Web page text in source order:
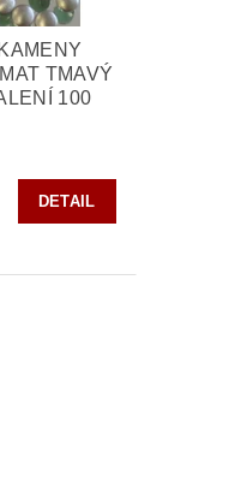
TMAVÝ
100
DETAIL